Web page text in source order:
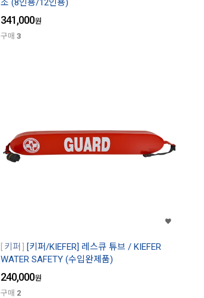
조 (8인용/12인용)
341,000원
구매 3
키퍼
[키퍼/KIEFER] 레스큐 튜브 / KIEFER
WATER SAFETY (수입완제품)
240,000원
구매 2